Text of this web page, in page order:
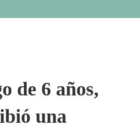
de 6 años,
una